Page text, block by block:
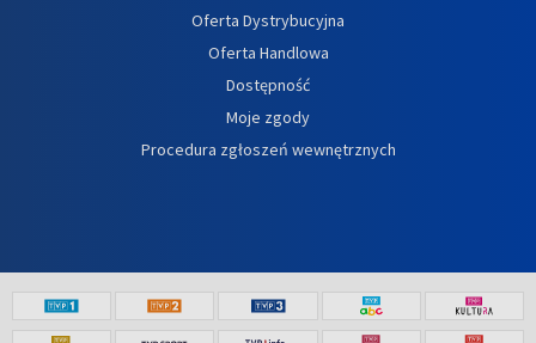
Oferta Dystrybucyjna
Oferta Handlowa
Dostępność
Moje zgody
Procedura zgłoszeń wewnętrznych